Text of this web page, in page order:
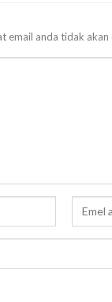
email anda tidak akan